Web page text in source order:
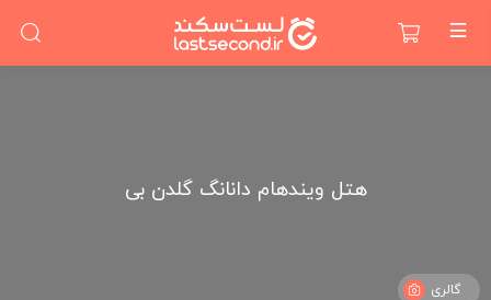
هتل ویندهام دانانگ گلدن بی
گالری